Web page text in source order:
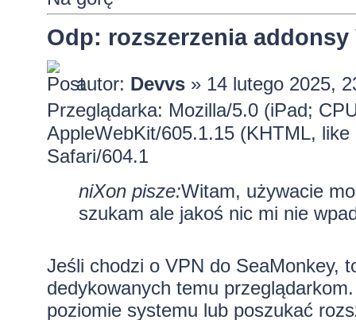
Odp: rozszerzenia addonsy
autor: Devvs» 14 lutego 2025,
Przeglądarka: Mozilla/5.0 (iPad;
AppleWebKit/605.1.15 (KHTML,
Safari/604.1
niXon pisze:Witam, używacie
szukam ale jakoś nic mi nie
Jeśli chodzi o VPN do SeaMonkey,
dedykowanych temu
poziomie systemu lub poszukać